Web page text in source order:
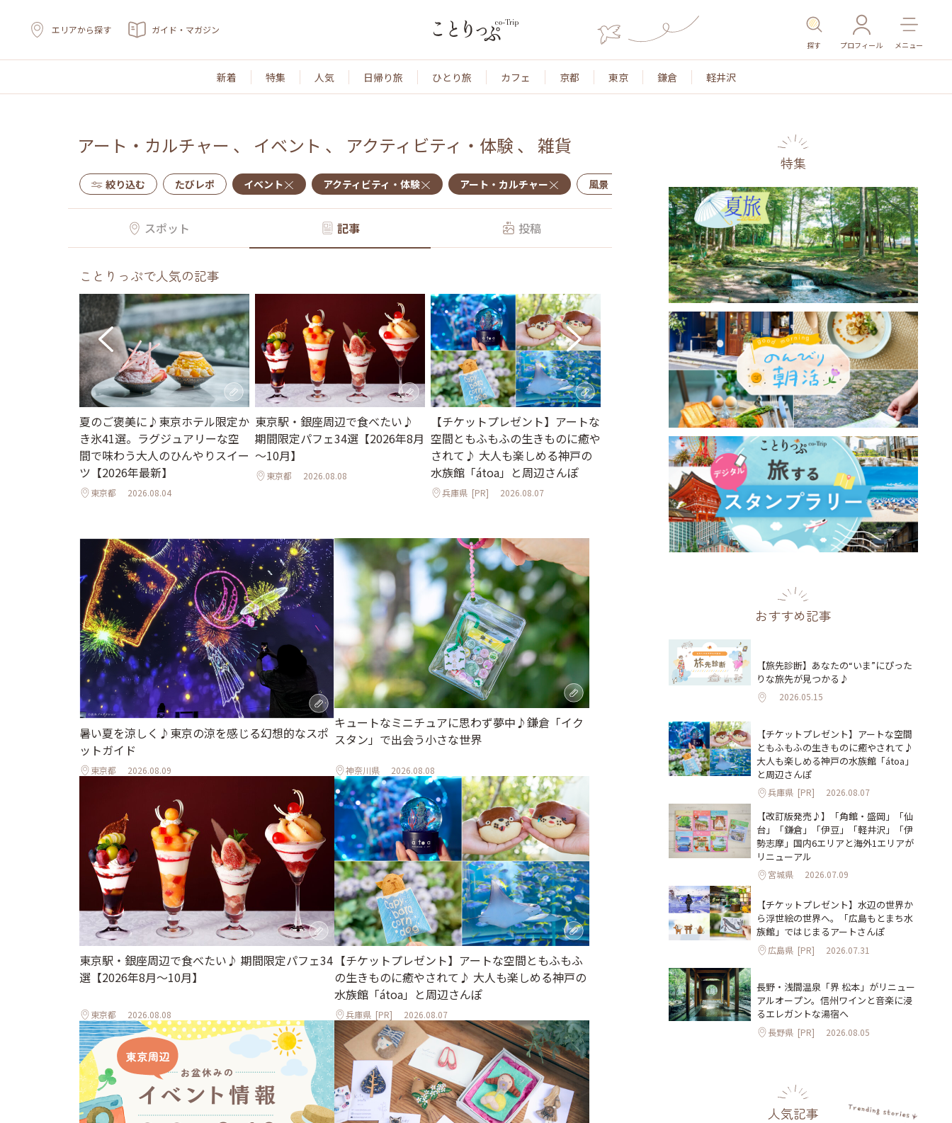
エリアから探す ガイド・マガジン
探す プロフィール メニュー
新着 特集 人気 日帰り旅 ひとり旅 カフェ 京都 東京 鎌倉 軽井沢
アート・カルチャー 、 イベント 、 アクティビティ・体験 、 雑貨
絞り込む たびレポ イベント アクティビティ・体験 アート・カルチャー 風景・景色 名所・旧跡 温泉・スパ その他施設 ごはん
スポット 記事 投稿
ことりっぷで人気の記事
夏のご褒美に♪東京ホテル限定か
き氷41選。ラグジュアリーな空
間で味わう大人のひんやりスイー
ツ【2026年最新】
東京都 2026.08.04
東京駅・銀座周辺で食べたい♪
期間限定パフェ34選【2026年8月
～10月】
東京都 2026.08.08
【チケットプレゼント】アートな
空間ともふもふの生きものに癒や
されて♪ 大人も楽しめる神戸の
水族館「átoa」と周辺さんぽ
兵庫県 [PR] 2026.08.07
【2026年7月】東京ニューオープ
2026.07.30
暑い夏を涼しく♪東京の涼を感じる幻想的なスポ
ットガイド
東京都 2026.08.09
キュートなミニチュアに思わず夢中♪鎌倉「イク
スタン」で出会う小さな世界
神奈川県 2026.08.08
東京駅・銀座周辺で食べたい♪ 期間限定パフェ34
選【2026年8月～10月】
東京都 2026.08.08
【チケットプレゼント】アートな空間ともふもふ
の生きものに癒やされて♪ 大人も楽しめる神戸の
水族館「átoa」と周辺さんぽ
兵庫県 [PR] 2026.08.07
特集
おすすめ記事
【旅先診断】あなたの“いま”にぴった
りな旅先が見つかる♪
2026.05.15
【チケットプレゼント】アートな空間
ともふもふの生きものに癒やされて♪
大人も楽しめる神戸の水族館「átoa」
と周辺さんぽ
兵庫県 [PR] 2026.08.07
【改訂版発売♪】「角館・盛岡」「仙
台」「鎌倉」「伊豆」「軽井沢」「伊
勢志摩」国内6エリアと海外1エリアが
リニューアル
宮城県 2026.07.09
【チケットプレゼント】水辺の世界か
ら浮世絵の世界へ。「広島もとまち水
族館」ではじまるアートさんぽ
広島県 [PR] 2026.07.31
長野・浅間温泉「界 松本」がリニュー
アルオープン。信州ワインと音楽に浸
るエレガントな湯宿へ
長野県 [PR] 2026.08.05
人気記事